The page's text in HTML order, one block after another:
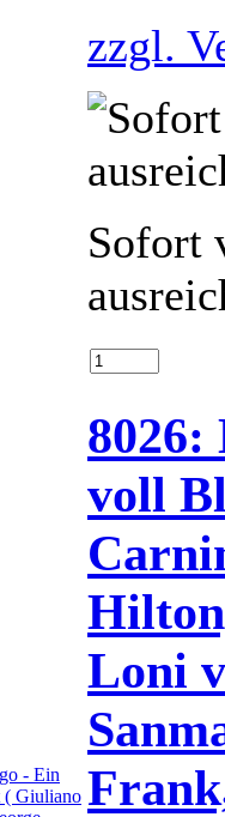
zzgl.
Sofort
8026:
voll
Loni